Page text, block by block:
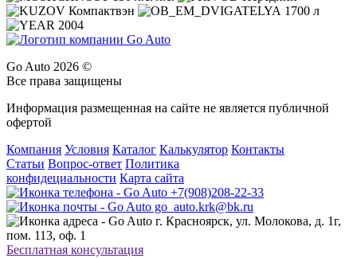
Компактвэн
1700 л
2004
Go Auto 2026 ©
Все права защищены
Информация размещенная на сайте не является публичной
офертой
Компания Условия Каталог Калькулятор Контакты
Статьи Вопрос-ответ Политика
конфидециальности Карта сайта
+7(908)208-22-33
go_auto.krk@bk.ru
г. Красноярск, ул. Молокова, д. 1г,
пом. 113, оф. 1
Бесплатная консультация